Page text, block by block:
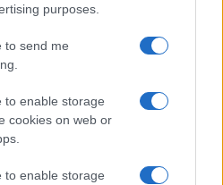
purposes.
to send me
to enable storage
cookies on web or
to enable storage